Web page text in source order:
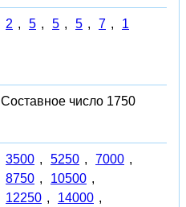
2 , 5 , 5 , 5 , 7 , 1
Составное число 1750
3500 , 5250 , 7000 ,
8750 , 10500 ,
12250 , 14000 ,